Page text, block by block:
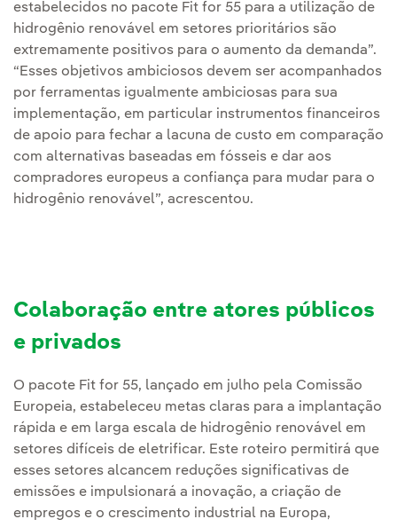
estabelecidos no pacote Fit for 55 para a utilização de
hidrogênio renovável em setores prioritários são
extremamente positivos para o aumento da demanda”.
“Esses objetivos ambiciosos devem ser acompanhados
por ferramentas igualmente ambiciosas para sua
implementação, em particular instrumentos financeiros
de apoio para fechar a lacuna de custo em comparação
com alternativas baseadas em fósseis e dar aos
compradores europeus a confiança para mudar para o
hidrogênio renovável”, acrescentou.
Colaboração entre atores públicos
e privados
O pacote Fit for 55, lançado em julho pela Comissão
Europeia, estabeleceu metas claras para a implantação
rápida e em larga escala de hidrogênio renovável em
setores difíceis de eletrificar. Este roteiro permitirá que
esses setores alcancem reduções significativas de
emissões e impulsionará a inovação, a criação de
empregos e o crescimento industrial na Europa,